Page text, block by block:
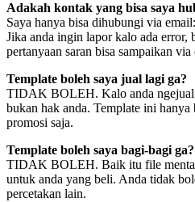
Adakah kontak yang bisa saya
Saya hanya bisa dihubungi via email:
Jika anda ingin lapor kalo ada error,
pertanyaan saran bisa sampaikan via
Template boleh saya jual lagi ga?
TIDAK BOLEH. Kalo anda
bukan hak anda. Template ini hanya
promosi saja.
Template boleh saya bagi-bagi ga?
TIDAK BOLEH. Baik itu file
untuk anda yang beli. Anda tidak
percetakan lain.